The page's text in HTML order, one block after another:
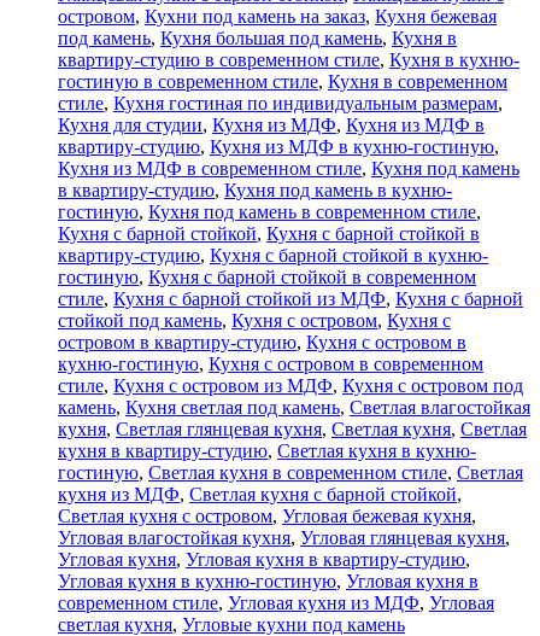
островом, Кухни под камень на заказ, Кухня бежевая
под камень, Кухня большая под камень, Кухня в
квартиру-студию в современном стиле, Кухня в кухню-
гостиную в современном стиле, Кухня в современном
стиле, Кухня гостиная по индивидуальным размерам,
Кухня для студии, Кухня из МДФ, Кухня из МДФ в
квартиру-студию, Кухня из МДФ в кухню-гостиную,
Кухня из МДФ в современном стиле, Кухня под камень
в квартиру-студию, Кухня под камень в кухню-
гостиную, Кухня под камень в современном стиле,
Кухня с барной стойкой, Кухня с барной стойкой в
квартиру-студию, Кухня с барной стойкой в кухню-
гостиную, Кухня с барной стойкой в современном
стиле, Кухня с барной стойкой из МДФ, Кухня с барной
стойкой под камень, Кухня с островом, Кухня с
островом в квартиру-студию, Кухня с островом в
кухню-гостиную, Кухня с островом в современном
стиле, Кухня с островом из МДФ, Кухня с островом под
камень, Кухня светлая под камень, Светлая влагостойкая
кухня, Светлая глянцевая кухня, Светлая кухня, Светлая
кухня в квартиру-студию, Светлая кухня в кухню-
гостиную, Светлая кухня в современном стиле, Светлая
кухня из МДФ, Светлая кухня с барной стойкой,
Светлая кухня с островом, Угловая бежевая кухня,
Угловая влагостойкая кухня, Угловая глянцевая кухня,
Угловая кухня, Угловая кухня в квартиру-студию,
Угловая кухня в кухню-гостиную, Угловая кухня в
современном стиле, Угловая кухня из МДФ, Угловая
светлая кухня, Угловые кухни под камень